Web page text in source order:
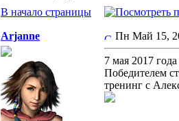
В начало страницы
Arjanne Пн Май 15,
7 мая 2017
Победителем
тренинг с